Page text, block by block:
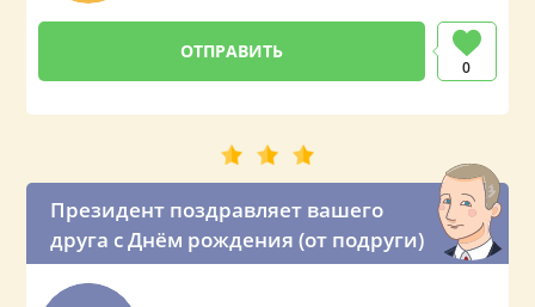
0
Президент поздравляет вашего
друга с Днём рождения (от подруги)